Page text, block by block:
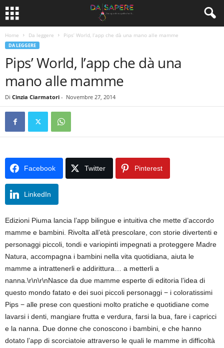
Home Da leggere Pips’ World, l’app che dà una mano alle mamme
DA LEGGERE
Pips’ World, l’app che dà una
mano alle mamme
Di Cinzia Ciarmatori - Novembre 27, 2014
Facebook Twitter Pinterest
LinkedIn
Edizioni Piuma lancia l’app bilingue e intuitiva che mette d’accordo
mamme e bambini. Rivolta all’età prescolare, con storie divertenti e
personaggi piccoli, tondi e variopinti impegnati a proteggere Madre
Natura, accompagna i bambini nella vita quotidiana, aiuta le
mamme a intrattenerli e addirittura… a metterli a
nanna.\r\n\r\nNasce da due mamme esperte di editoria l’idea di
questo mondo fatato e dei suoi piccoli personaggi − i coloratissimi
Pips − alle prese con questioni molto pratiche e quotidiane come
lavarsi i denti, mangiare frutta e verdura, farsi la bua, fare i capricci
e la nanna. Due donne che conoscono i bambini, e che hanno
dotato l’app di scorciatoie attraverso le quali le mamme in difficoltà